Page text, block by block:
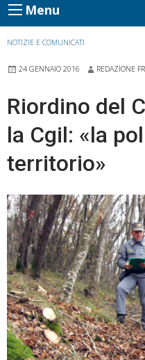
Menu
NOTIZIE E COMUNICATI
24 GENNAIO 2016 REDAZIONE
Riordino del
la Cgil: «la
territorio»